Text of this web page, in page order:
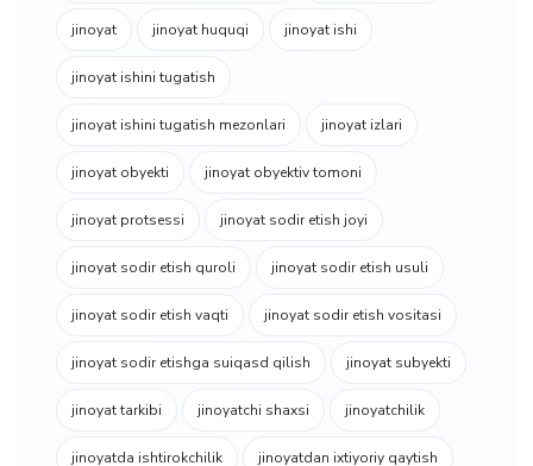
jinoyat jinoyat huquqi jinoyat ishi
jinoyat ishini tugatish
jinoyat ishini tugatish mezonlari jinoyat izlari
jinoyat obyekti jinoyat obyektiv tomoni
jinoyat protsessi jinoyat sodir etish joyi
jinoyat sodir etish quroli jinoyat sodir etish usuli
jinoyat sodir etish vaqti jinoyat sodir etish vositasi
jinoyat sodir etishga suiqasd qilish jinoyat subyekti
jinoyat tarkibi jinoyatchi shaxsi jinoyatchilik
jinoyatda ishtirokchilik jinoyatdan ixtiyoriy qaytish